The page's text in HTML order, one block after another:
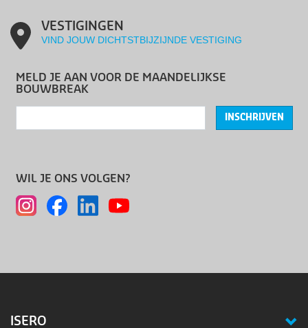
VESTIGINGEN
VIND JOUW DICHTSTBIJZIJNDE VESTIGING
MELD JE AAN VOOR DE MAANDELIJKSE
BOUWBREAK
INSCHRIJVEN
WIL JE ONS VOLGEN?
ISERO